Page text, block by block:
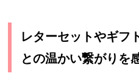
レターセットやギフ
との温かい繋がりを